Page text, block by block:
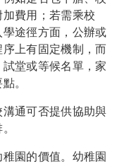
費用；若需乘校
途徑方面，公辦或
上有固定機制，而
堂或等候名單，家
。
通可否提供協助與
園的價值。幼稚園